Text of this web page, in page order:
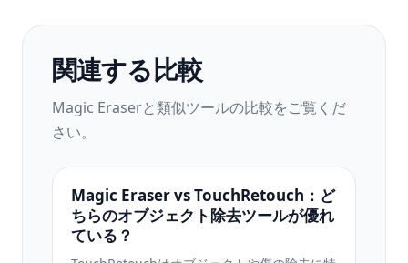
関連する比較
Magic Eraserと類似ツールの比較をご覧くだ
さい。
Magic Eraser vs TouchRetouch：ど
ちらのオブジェクト除去ツールが優れ
ている？